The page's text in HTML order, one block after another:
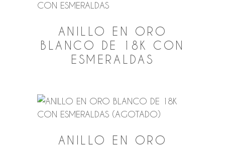
ANILLO EN ORO
BLANCO DE 18K CON
ESMERALDAS
ANILLO EN ORO